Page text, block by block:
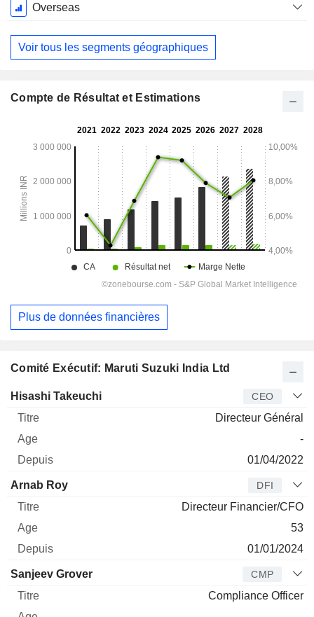
MarsOverseas
Voir tous les segments géographiques
Comité Exécutif: Maruti Suzuki India Ltd
Dirigeant Titre Age
Hisashi Takeuchi CEO
Directeur Général
-
01/04/2022
Arnab Roy DFI
Directeur Financier/CFO
53
01/01/2024
Sanjeev Grover CMP
Compliance Officer
Compte de Résultat et Estimations
Plus de données financières